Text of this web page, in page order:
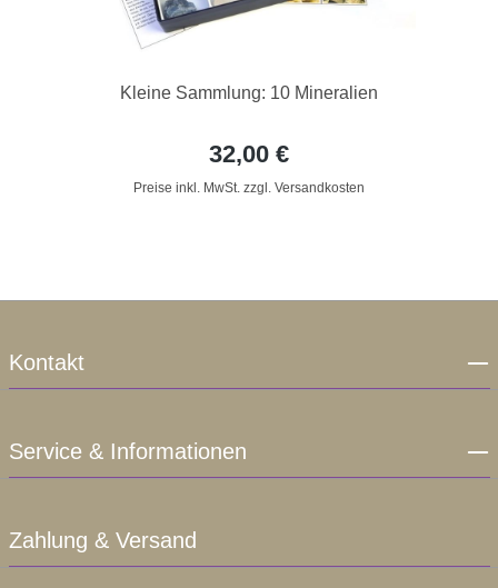
Kleine Sammlung: 10 Mineralien
32,00 €
Preise inkl. MwSt. zzgl. Versandkosten
Kontakt
Service & Informationen
Zahlung & Versand